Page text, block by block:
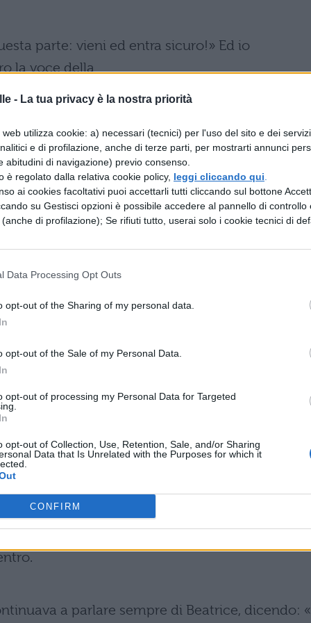
- La tua privacy è la nostra priorità
utilizza cookie: a) necessari (tecnici) per l'uso del sito e dei
e di profilazione, anche di terze parti, per mostrarti annunci
abitudini di navigazione) previo consenso.
è regolato dalla relativa cookie policy, leggi cliccando qui
ai cookies facoltativi puoi accettarli tutti cliccando sul bottone
su Gestisci opzioni è possibile accedere al pannello di controllo
di profilazione); Se rifiuti tutto, userai solo i cookie tecnici di
Data Processing Opt Outs
opt-out of the Sharing of my personal data.
opt-out of the Sale of my Personal Data.
opt-out of processing my Personal Data for Targeted
opt-out of Collection, Use, Retention, Sale, and/or Sharing
Data that Is Unrelated with the Purposes for which it
CONFIRM
parte: vieni ed entra sicuro!» Ed io
la voce della
ubbidire a Virgilio).
fermo e duro, un poco turbato, disse:
ti divide da Beatrice ».
occhi davanti a Tisbe che
nel momento in cui il gelso divenne
mi volsi verso la mia saggia guida, udendo il
nella
«Come! ce ne vogliamo ancora star di
con la promessa di un frutto.
Stazio di venire
per un lungo tratto di cammino
in un vetro incandescente per rinfrescarmi,
a parlare sempre di Beatrice, dicendo: «